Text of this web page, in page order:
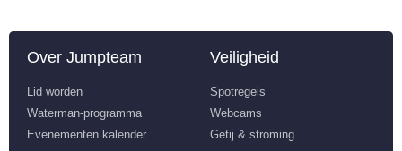
Over Jumpteam
Lid worden
Waterman-programma
Evenementen kalender
Veiligheid
Spotregels
Webcams
Getij & stroming